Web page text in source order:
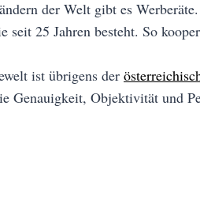
der Welt gibt es
25 Jahren besteht. So
ist übrigens der
Genauigkeit, Objektivität und